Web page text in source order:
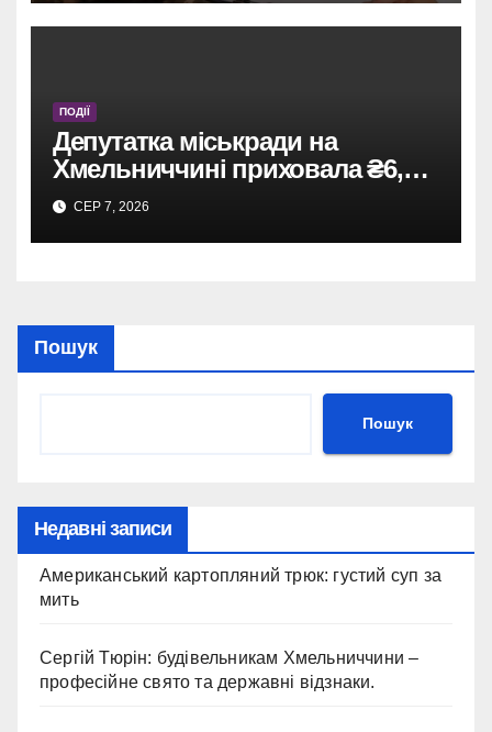
ПОДІЇ
Депутатка міськради на
Хмельниччині приховала ₴6,4
млн: винесено вирок
СЕР 7, 2026
Пошук
Пошук
Недавні записи
Американський картопляний трюк: густий суп за
мить
Сергій Тюрін: будівельникам Хмельниччини –
професійне свято та державні відзнаки.